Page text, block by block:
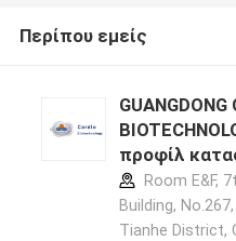
Περίπου εμείς
GUANGDONG
προφίλ
Room E&F,
Building,
Tianhe District,